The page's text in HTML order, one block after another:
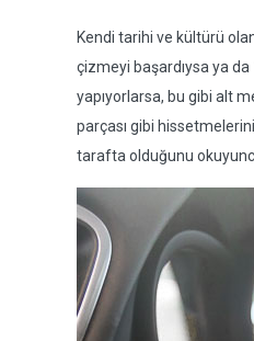
Kendi tarihi ve kültürü
çizmeyi başardıysa ya da
yapıyorlarsa, bu gibi alt
parçası gibi
tarafta olduğunu